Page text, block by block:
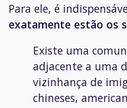
Para ele, é
exatamente estão os
Existe uma
adjacente a uma
vizinhança de
chineses,